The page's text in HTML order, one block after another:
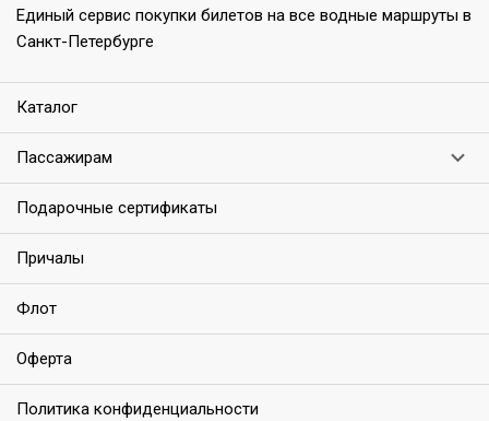
Единый сервис покупки билетов на все водные маршруты в
Санкт-Петербурге
Каталог
Пассажирам
Подарочные сертификаты
Причалы
Флот
Оферта
Политика конфиденциальности